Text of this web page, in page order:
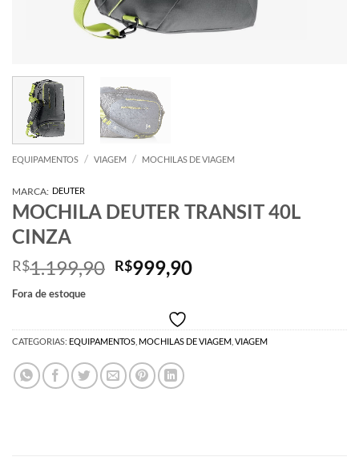
EQUIPAMENTOS / VIAGEM / MOCHILAS DE VIAGEM
MARCA: DEUTER
MOCHILA DEUTER TRANSIT 40L
CINZA
R$1.199,90 O
era:
R$1.199,90.
R$999,90O
é:
R$999,90.
Fora de estoque
CATEGORIAS: EQUIPAMENTOS MOCHILAS DE VIAGEM VIAGEM